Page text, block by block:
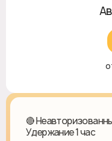
🇦🇹
🔴
Удержание 1 час